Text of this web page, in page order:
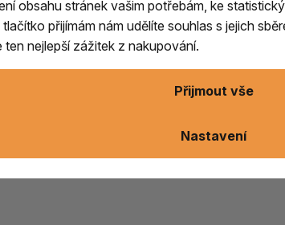
obsahu stránek vašim potřebám, ke
tlačítko přijímám nám udělíte souhlas s jejich
ten nejlepší zážitek z nakupování.
Nastavení
Přijmout vše